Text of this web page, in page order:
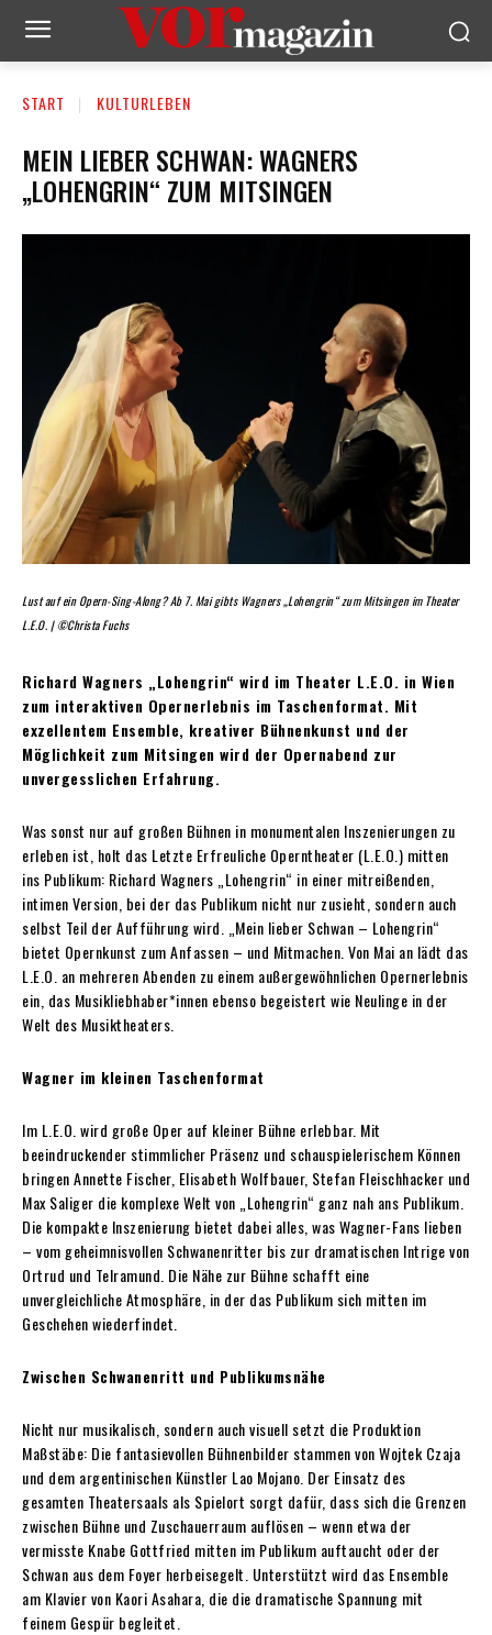
START KULTURLEBEN
MEIN LIEBER SCHWAN: WAGNERS
„LOHENGRIN“ ZUM MITSINGEN
Lust auf ein Opern-Sing-Along? Ab 7. Mai gibts Wagners „Lohengrin“ zum Mitsingen im Theater
L.E.O. | ©Christa Fuchs
Richard Wagners „Lohengrin“ wird im Theater L.E.O. in Wien
zum interaktiven Opernerlebnis im Taschenformat. Mit
exzellentem Ensemble, kreativer Bühnenkunst und der
Möglichkeit zum Mitsingen wird der Opernabend zur
unvergesslichen Erfahrung.
Was sonst nur auf großen Bühnen in monumentalen Inszenierungen zu
erleben ist, holt das Letzte Erfreuliche Operntheater (L.E.O.) mitten
ins Publikum: Richard Wagners „Lohengrin“ in einer mitreißenden,
intimen Version, bei der das Publikum nicht nur zusieht, sondern auch
selbst Teil der Aufführung wird. „Mein lieber Schwan – Lohengrin“
bietet Opernkunst zum Anfassen – und Mitmachen. Von Mai an lädt das
L.E.O. an mehreren Abenden zu einem außergewöhnlichen Opernerlebnis
ein, das Musikliebhaber*innen ebenso begeistert wie Neulinge in der
Welt des Musiktheaters.
Wagner im kleinen Taschenformat
Im L.E.O. wird große Oper auf kleiner Bühne erlebbar. Mit
beeindruckender stimmlicher Präsenz und schauspielerischem Können
bringen Annette Fischer, Elisabeth Wolfbauer, Stefan Fleischhacker und
Max Saliger die komplexe Welt von „Lohengrin“ ganz nah ans Publikum.
Die kompakte Inszenierung bietet dabei alles, was Wagner-Fans lieben
– vom geheimnisvollen Schwanenritter bis zur dramatischen Intrige von
Ortrud und Telramund. Die Nähe zur Bühne schafft eine
unvergleichliche Atmosphäre, in der das Publikum sich mitten im
Geschehen wiederfindet.
Zwischen Schwanenritt und Publikumsnähe
Nicht nur musikalisch, sondern auch visuell setzt die Produktion
Maßstäbe: Die fantasievollen Bühnenbilder stammen von Wojtek Czaja
und dem argentinischen Künstler Lao Mojano. Der Einsatz des
gesamten Theatersaals als Spielort sorgt dafür, dass sich die Grenzen
zwischen Bühne und Zuschauerraum auflösen – wenn etwa der
vermisste Knabe Gottfried mitten im Publikum auftaucht oder der
Schwan aus dem Foyer herbeisegelt. Unterstützt wird das Ensemble
am Klavier von Kaori Asahara, die die dramatische Spannung mit
feinem Gespür begleitet.